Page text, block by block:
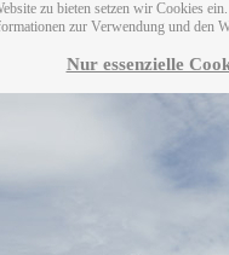
zu bieten setzen wir Cookies
zur Verwendung und den
Nur essenzielle